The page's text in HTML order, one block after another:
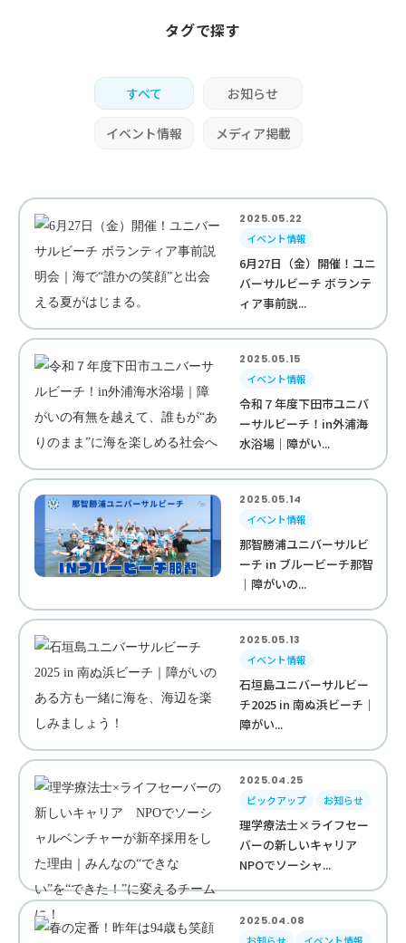
タグで探す
すべて お知らせ
イベント情報 メディア掲載
2025.05.22
イベント情報
6月27日（金）開催！ユニ
バーサルビーチ ボランテ
ィア事前説...
2025.05.15
イベント情報
令和７年度下田市ユニバ
ーサルビーチ！in外浦海
水浴場｜障がい...
2025.05.14
イベント情報
那智勝浦ユニバーサルビ
ーチ in ブルービーチ那智
｜障がいの...
2025.05.13
イベント情報
石垣島ユニバーサルビー
チ2025 in 南ぬ浜ビーチ｜
障がい...
2025.04.25
ピックアップ
お知らせ
理学療法士×ライフセー
バーの新しいキャリア
NPOでソーシャ...
2025.04.08